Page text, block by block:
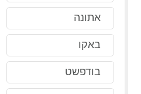
אתונה
באקו
בודפשט